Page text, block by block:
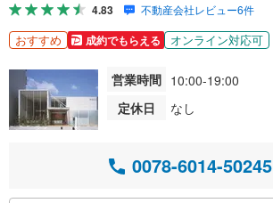
4.83 不動産会社レビュー6件
おすすめ 成約でもらえる オンライン対応可
営業時間 10:00-19:00
定休日
なし
0078-6014-50245